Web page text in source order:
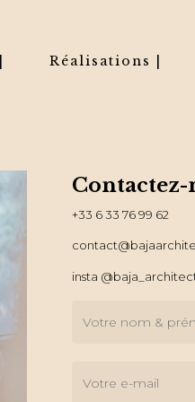
Réalisations |
Contactez-
+33 6 33 76 99 62
insta